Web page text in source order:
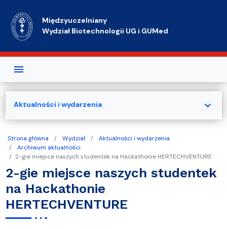
Międzyuczelniany
Wydział Biotechnologii UG i GUMed
Strona główna Wydział
Aktualności i wydarzenia
Archiwum aktualności
2-gie miejsce naszych studentek na Hackathonie HERTECHVENTURE
2-gie miejsce naszych studentek
na Hackathonie
HERTECHVENTURE
Aktualności i wydarzenia expand_more